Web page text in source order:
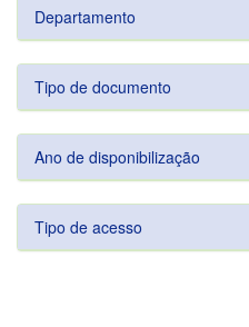
Departamento
Tipo de documento
Ano de disponibilização
Tipo de acesso